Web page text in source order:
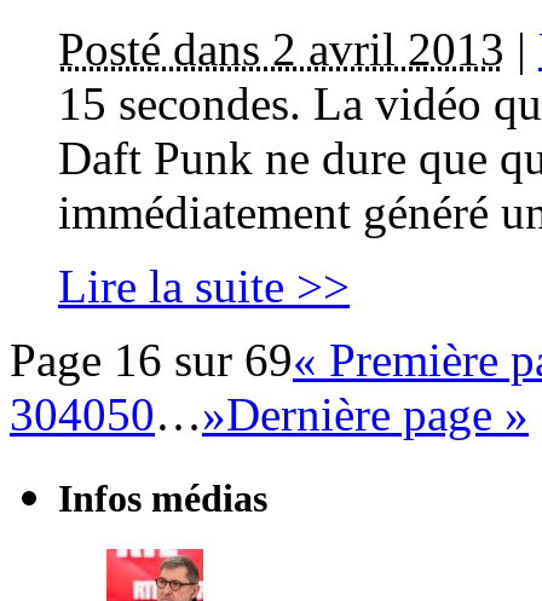
Posté dans 2 avril 2013 |
15 secondes. La vidéo
Daft Punk ne dure que
immédiatement généré
Lire la suite >>
Page 16 sur 69« Première
304050…»Dernière page »
Infos médias